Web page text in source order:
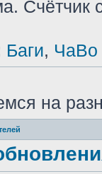
Счётчик
Баги, ЧаВо
на